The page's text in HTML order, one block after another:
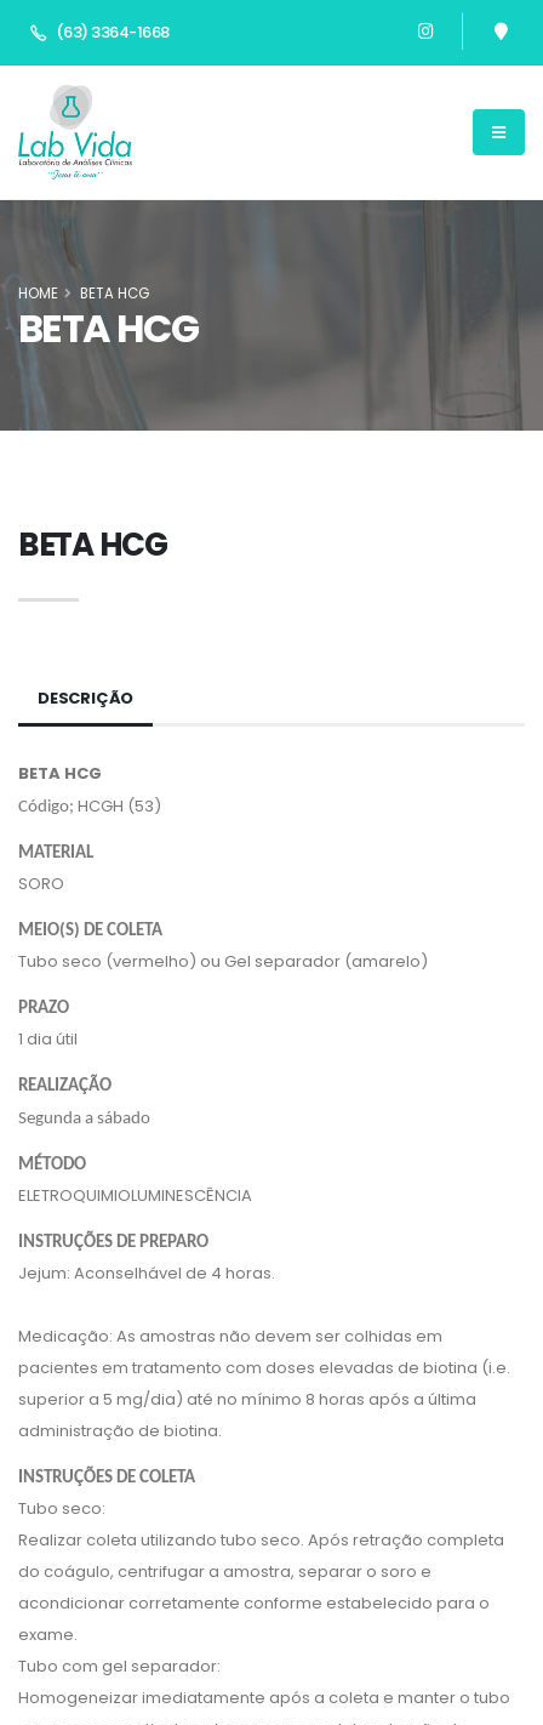
(63) 3364-1668
BETA HCG
HOME BETA HCG
BETA HCG
DESCRIÇÃO
BETA HCG
Código; HCGH (53)
MATERIAL
SORO
MEIO(S) DE COLETA
Tubo seco (vermelho) ou Gel separador (amarelo)
PRAZO
1 dia útil
REALIZAÇÃO
Segunda a sábado
MÉTODO
ELETROQUIMIOLUMINESCÊNCIA
INSTRUÇÕES DE PREPARO
Jejum: Aconselhável de 4 horas.
Medicação: As amostras não devem ser colhidas em
pacientes em tratamento com doses elevadas de biotina (i.e.
superior a 5 mg/dia) até no mínimo 8 horas após a última
administração de biotina.
INSTRUÇÕES DE COLETA
Tubo seco:
Realizar coleta utilizando tubo seco. Após retração completa
do coágulo, centrifugar a amostra, separar o soro e
acondicionar corretamente conforme estabelecido para o
exame.
Tubo com gel separador:
Homogeneizar imediatamente após a coleta e manter o tubo